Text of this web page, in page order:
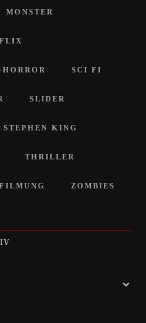
MONSTER
SCI FI
SLIDER
STEPHEN KING
THRILLER
ZOMBIES